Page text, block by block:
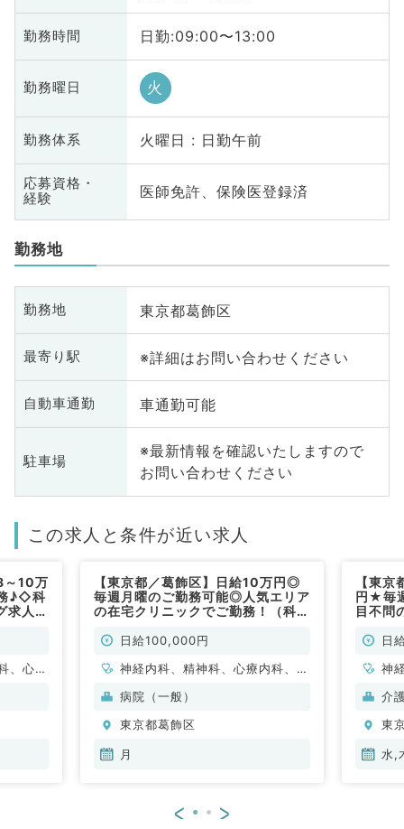
勤務時間 日勤:09:00〜13:00
勤務曜日 火
勤務体系 火曜日 : 日勤午前
応募資格・
経験
医師免許、保険医登録済
勤務地
勤務地 東京都葛飾区
最寄り駅 ※詳細はお問い合わせください
自動車通勤 車通勤可能
駐車場
※最新情報を確認いたしますので
お問い合わせください
この求人と条件が近い求人
～10万
♪◇科
求人
、心療
【東京都／葛飾区】日給10万円◎
毎週月曜のご勤務可能◎人気エリア
の在宅クリニックでご勤務！（科目
日給100,000円
神経内科、精神科、心療内科、小
児科、整形外科、脳神経外科、心
鼻咽喉科、一般内科、循環器内
科、呼吸器内科、消化器内科、内
般外科、消化器外科、膠原病科
病院（一般）
東京都葛飾区
月
【東
円★毎
目不問
日
神
内
科
器
介
東
水,
< >